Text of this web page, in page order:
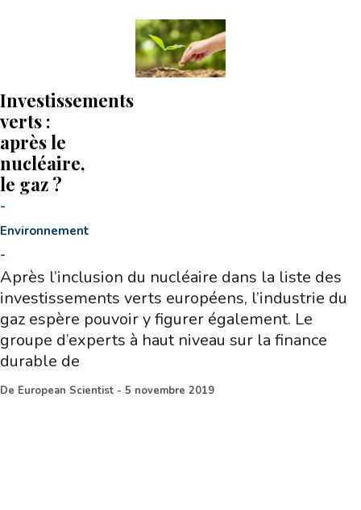
Investissements
verts :
après le
nucléaire,
le gaz ?
-
Environnement
-
Après l’inclusion du nucléaire dans la liste des
investissements verts européens, l’industrie du
gaz espère pouvoir y figurer également. Le
groupe d’experts à haut niveau sur la finance
durable de
De European Scientist - 5 novembre 2019